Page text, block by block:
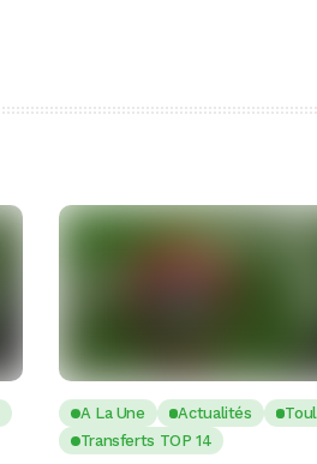
A La Une Actualités
Transferts TOP 14